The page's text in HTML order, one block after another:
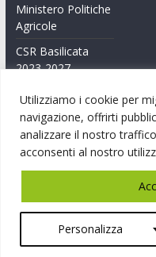
Utilizziamo i cookie per
navigazione, offrirti
analizzare il nostro
acconsenti al nostro
Personalizza
Ministero Politiche
Agricole
CSR Basilicata
2023-2027
Feasr Basilicata
Feasr Basilicata
2007-2014